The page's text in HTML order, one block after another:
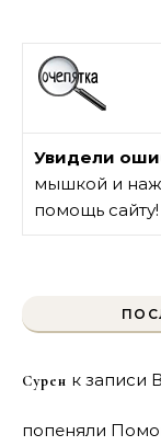
Увидели
мышкой и
помощь сайту!
Сурен к записи
попеняли